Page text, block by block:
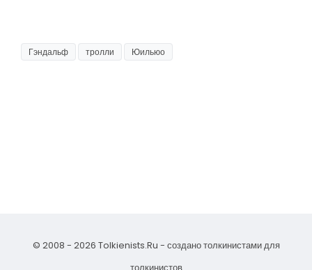
Гэндальф тролли Юильюо
© 2008 - 2026 Tolkienists.Ru - создано толкинистами для